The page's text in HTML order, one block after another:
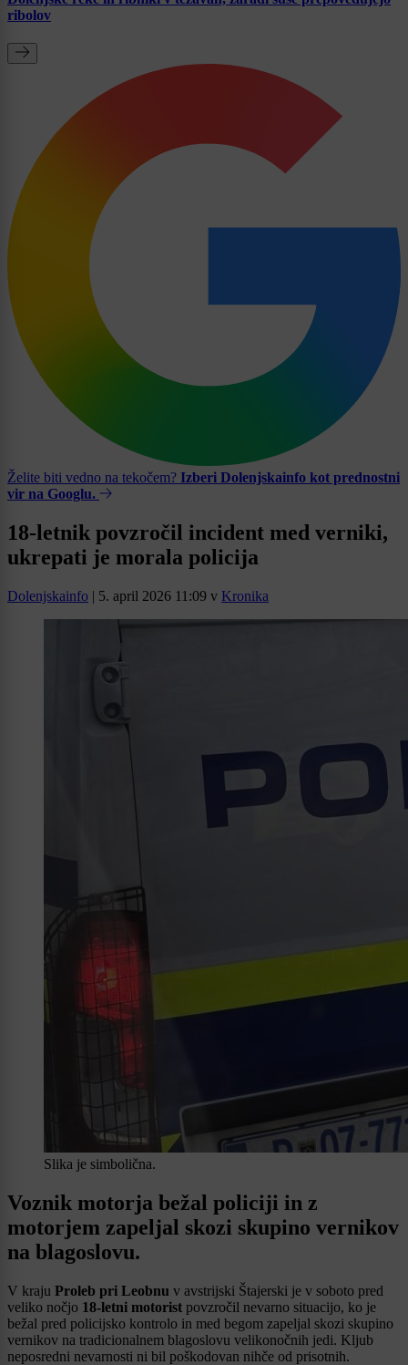
ribolov
Želite biti vedno na tekočem? Izberi Dolenjskainfo kot prednostni
vir na Googlu.
18-letnik povzročil incident med verniki,
ukrepati je morala policija
Dolenjskainfo | 5. april 2026 11:09 v Kronika
Slika je simbolična.
Voznik motorja bežal policiji in z
motorjem zapeljal skozi skupino vernikov
na blagoslovu.
V kraju Proleb pri Leobnu v avstrijski Štajerski je v soboto pred
veliko nočjo 18-letni motorist povzročil nevarno situacijo, ko je
bežal pred policijsko kontrolo in med begom zapeljal skozi skupino
vernikov na tradicionalnem blagoslovu velikonočnih jedi. Kljub
neposredni nevarnosti ni bil poškodovan nihče od prisotnih.